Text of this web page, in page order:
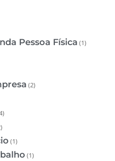
Pessoa Física (1)
(2)
(1)
(1)